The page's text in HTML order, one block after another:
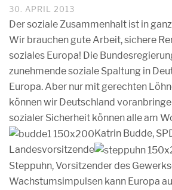
30. APRIL 2013
Der soziale Zusammenhalt ist in
Wir brauchen gute Arbeit, sichere
soziales Europa! Die
zunehmende soziale Spaltung in
Europa. Aber nur mit gerechten
können wir Deutschland
sozialer Sicherheit können alle am
Katrin Budde,
Landesvorsitzende
Steppuhn, Vorsitzender des
Wachstumsimpulsen kann Europa